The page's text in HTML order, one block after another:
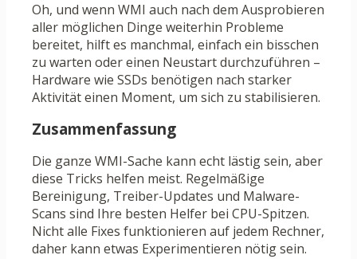
Oh, und wenn WMI auch nach dem Ausprobieren
aller möglichen Dinge weiterhin Probleme
bereitet, hilft es manchmal, einfach ein bisschen
zu warten oder einen Neustart durchzuführen –
Hardware wie SSDs benötigen nach starker
Aktivität einen Moment, um sich zu stabilisieren.
Zusammenfassung
Die ganze WMI-Sache kann echt lästig sein, aber
diese Tricks helfen meist. Regelmäßige
Bereinigung, Treiber-Updates und Malware-
Scans sind Ihre besten Helfer bei CPU-Spitzen.
Nicht alle Fixes funktionieren auf jedem Rechner,
daher kann etwas Experimentieren nötig sein.